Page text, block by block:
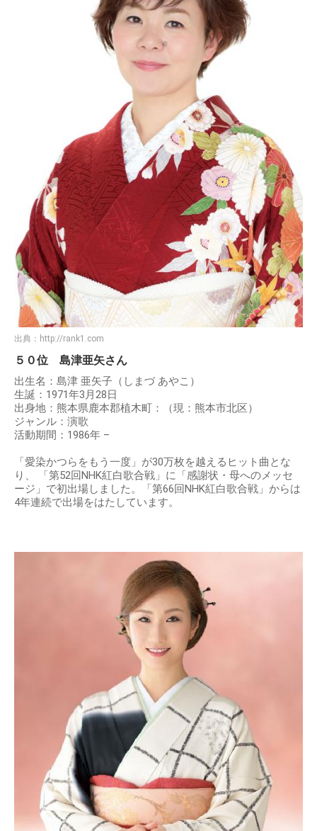
出典： http://rank1.com
５０位 島津亜矢さん
出生名：島津 亜矢子（しまづ あやこ）
生誕：1971年3月28日
出身地：熊本県鹿本郡植木町：（現：熊本市北区）
ジャンル：演歌
活動期間：1986年 –
「愛染かつらをもう一度」が30万枚を越えるヒット曲とな
り、 「第52回NHK紅白歌合戦」に「感謝状・母へのメッセ
ージ」で初出場しました。「第66回NHK紅白歌合戦」からは
4年連続で出場をはたしています。